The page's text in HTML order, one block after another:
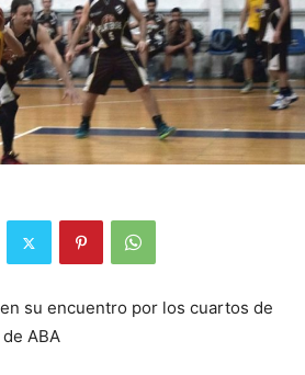
su encuentro por los cuartos de
ABA